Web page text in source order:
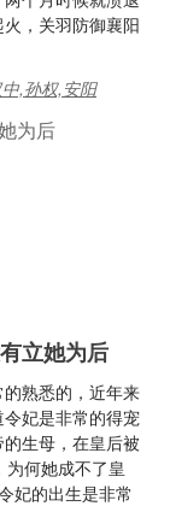
，关羽防御襄阳
,孙权,安阳
立她为后
熟悉的，近年来
妃是非常的得宠
生母，在皇后被
何她成不了皇
妃的出生是非常